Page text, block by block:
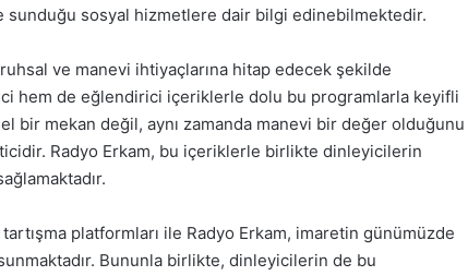
sosyal hizmetlere dair bilgi edinebilmektedir.
ruhsal ve manevi ihtiyaçlarına hitap edecek şekilde
hem de eğlendirici içeriklerle dolu bu programlarla keyifli
bir mekan değil, aynı zamanda manevi bir değer olduğunu
Radyo Erkam, bu içeriklerle birlikte dinleyicilerin
platformları ile Radyo Erkam, imaretin günümüzde
sunmaktadır. Bununla birlikte, dinleyicilerin de bu